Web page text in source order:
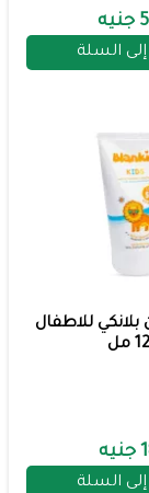
السلة
للاطفال
مل
السلة